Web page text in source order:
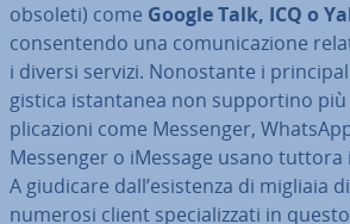
obsoleti) come Google Talk, ICQ o
con­sen­ten­do una co­mu­ni­ca­zio­ne
i diversi servizi. No­no­stan­te i
gi­sti­ca istan­ta­nea non sup­por­ti­no più
pli­ca­zio­ni come Messenger,
Messenger o iMessage usano tuttora
A giudicare dall’esistenza di migliaia
numerosi client spe­cia­liz­za­ti in